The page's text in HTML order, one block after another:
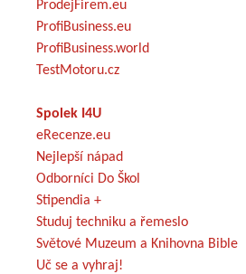
ProdejFirem.eu
ProfiBusiness.eu
ProfiBusiness.world
TestMotoru.cz
Spolek I4U
eRecenze.eu
Nejlepší nápad
Odborníci Do Škol
Stipendia +
Studuj techniku a řemeslo
Světové Muzeum a Knihovna Bible
Uč se a vyhraj!